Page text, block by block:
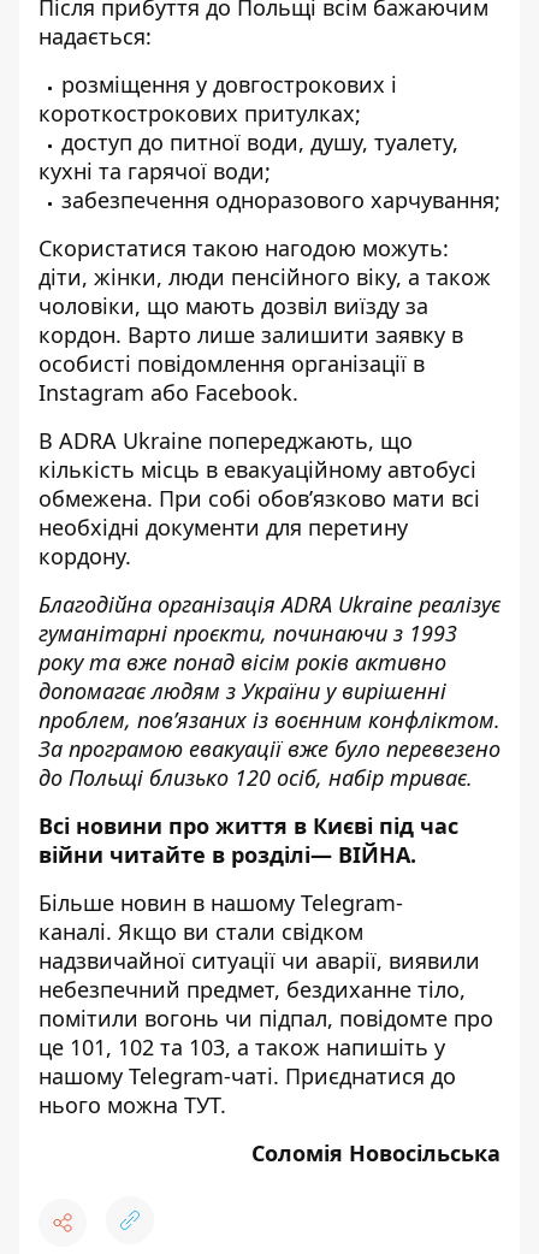
Після прибуття до Польщі всім бажаючим
надається:
розміщення у довгострокових і
короткострокових притулках;
доступ до питної води, душу, туалету,
кухні та гарячої води;
забезпечення одноразового харчування;
Скористатися такою нагодою можуть:
діти, жінки, люди пенсійного віку, а також
чоловіки, що мають дозвіл виїзду за
кордон. Варто лише залишити заявку в
особисті повідомлення організації в
Instagram або Facebook.
В ADRA Ukraine попереджають, що
кількість місць в евакуаційному автобусі
обмежена. При собі обов’язково мати всі
необхідні документи для перетину
кордону.
Благодійна організація АDRA Ukraine реалізує
гуманітарні проєкти, починаючи з 1993
року та вже понад вісім років активно
допомагає людям з України у вирішенні
проблем, пов’язаних із воєнним конфліктом.
За програмою евакуації вже було перевезено
до Польщі близько 120 осіб, набір триває.
Всі новини про життя в Києві під час
війни читайте в розділі— ВІЙНА.
Більше новин в нашому Telegram-
каналі. Якщо ви стали свідком
надзвичайної ситуації чи аварії, виявили
небезпечний предмет, бездиханне тіло,
помітили вогонь чи підпал, повідомте про
це 101, 102 та 103, а також напишіть у
нашому Telegram-чаті. Приєднатися до
нього можна ТУТ.
Соломія Новосільська